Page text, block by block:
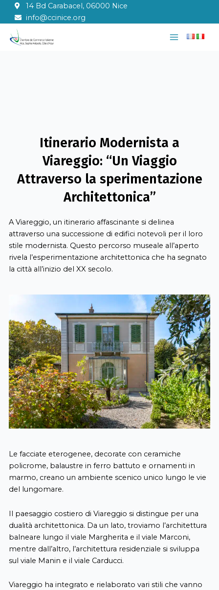
contenuto
14 Bd Carabacel, 06000 Nice
info@ccinice.org
Main
Itinerario Modernista a
Viareggio: “Un Viaggio
Attraverso la sperimentazione
Architettonica”
A Viareggio, un itinerario affascinante si delinea
attraverso una successione di edifici notevoli per il loro
stile modernista. Questo percorso museale all’aperto
rivela l’esperimentazione architettonica che ha segnato
la città all’inizio del XX secolo.
Le facciate eterogenee, decorate con ceramiche
policrome, balaustre in ferro battuto e ornamenti in
marmo, creano un ambiente scenico unico lungo le vie
del lungomare.
Il paesaggio costiero di Viareggio si distingue per una
dualità architettonica. Da un lato, troviamo l’architettura
balneare lungo il viale Margherita e il viale Marconi,
mentre dall’altro, l’architettura residenziale si sviluppa
sul viale Manin e il viale Carducci.
Viareggio ha integrato e rielaborato vari stili che vanno